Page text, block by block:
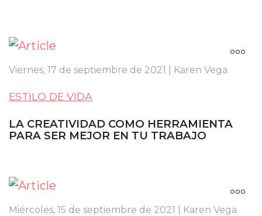
Viernes, 17 de septiembre de 2021 | Karen Vega
ESTILO DE VIDA
LA CREATIVIDAD COMO HERRAMIENTA
PARA SER MEJOR EN TU TRABAJO
Miércoles, 15 de septiembre de 2021 | Karen Vega